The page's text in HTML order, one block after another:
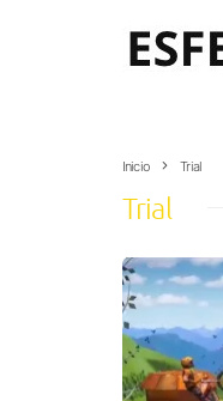
Inicio Trial
Trial